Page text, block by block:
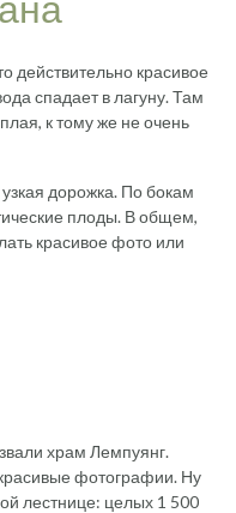
действительно красивое
спадает в лагуну. Там
к тому же не очень
дорожка. По бокам
плоды. В общем,
красивое фото или
храм Лемпуянг.
фотографии. Ну
лестнице: целых 1 500